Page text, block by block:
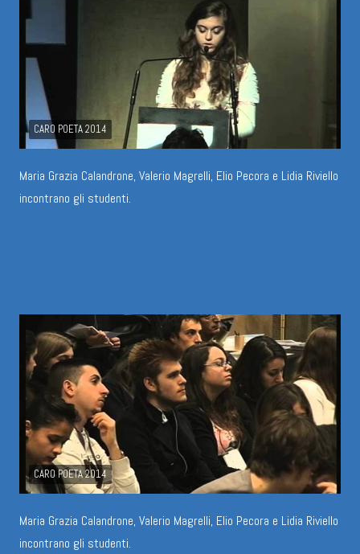
CARO POETA 2014
Maria Grazia Calandrone, Valerio Magrelli, Elio Pecora e Lidia Riviello
incontrano gli studenti.
CARO POETA 2014
Maria Grazia Calandrone, Valerio Magrelli, Elio Pecora e Lidia Riviello
incontrano gli studenti.